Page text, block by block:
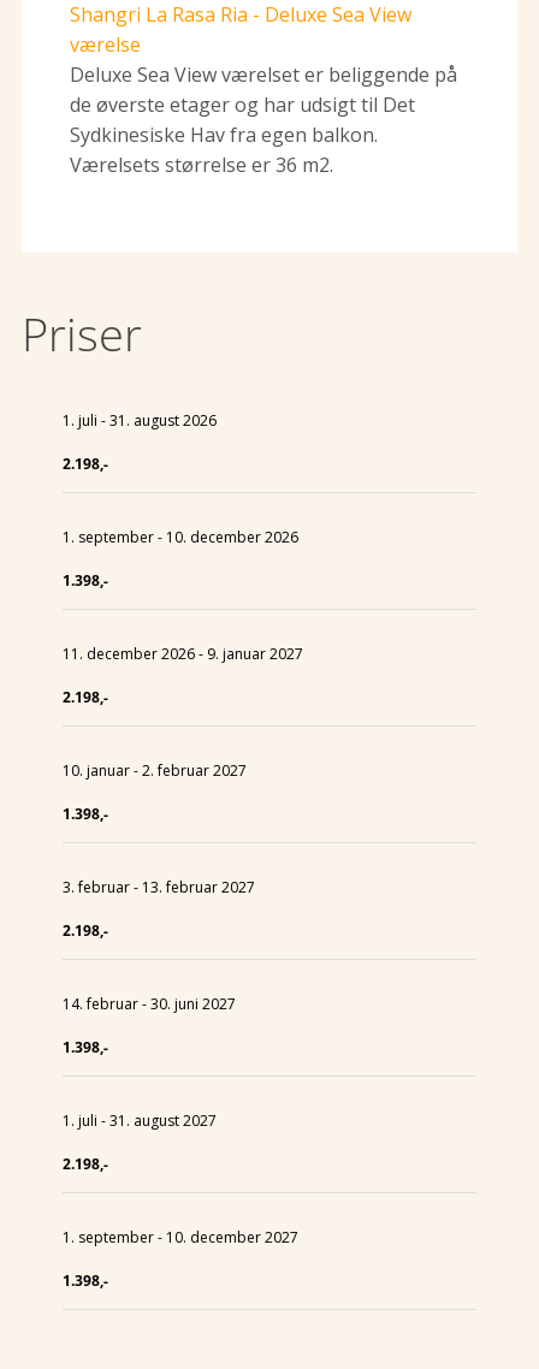
Shangri La Rasa Ria - Deluxe Sea View
værelse
Deluxe Sea View værelset er beliggende på
de øverste etager og har udsigt til Det
Sydkinesiske Hav fra egen balkon.
Værelsets størrelse er 36 m2.
Priser
1. juli - 31. august 2026
2.198,-
1. september - 10. december 2026
1.398,-
11. december 2026 - 9. januar 2027
2.198,-
10. januar - 2. februar 2027
1.398,-
3. februar - 13. februar 2027
2.198,-
14. februar - 30. juni 2027
1.398,-
1. juli - 31. august 2027
2.198,-
1. september - 10. december 2027
1.398,-